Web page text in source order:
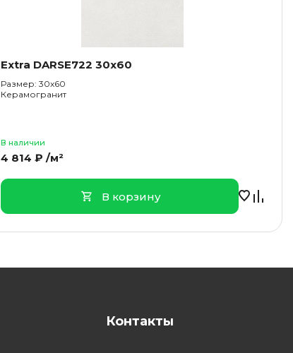
Extra DARSE722 30x60
Размер: 30x60
Керамогранит
В наличии
4 814 ₽ /м²
В корзину
Контакты